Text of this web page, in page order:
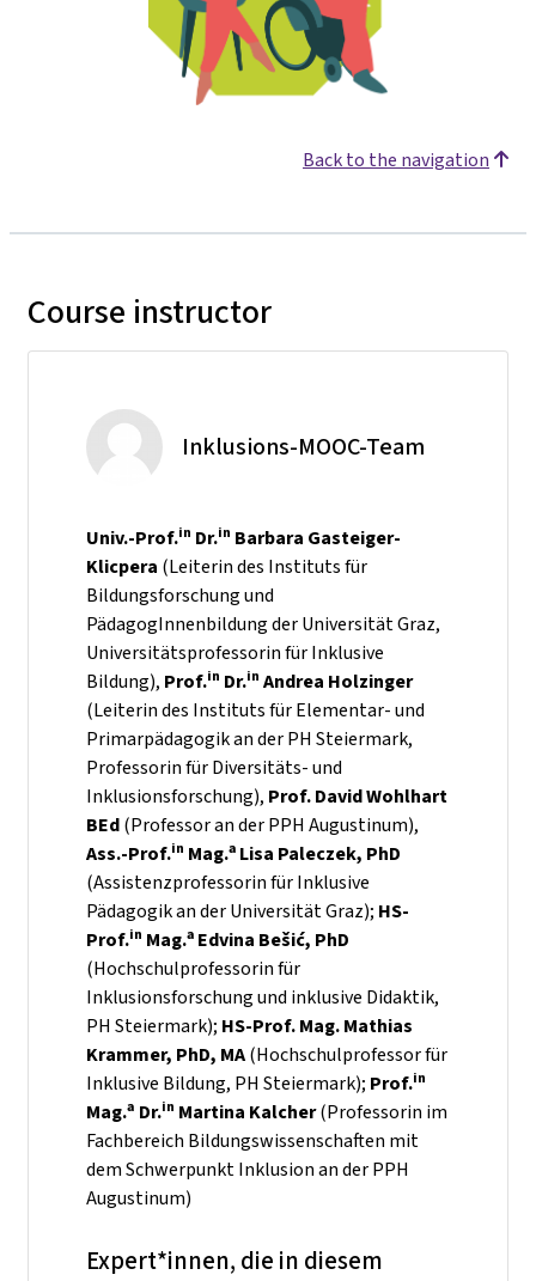
Back to the navigation
Course instructor
Inklusions-MOOC-Team
Univ.-Prof.in Dr.in Barbara Gasteiger-
Klicpera (Leiterin des Instituts für
Bildungsforschung und
PädagogInnenbildung der Universität Graz,
Universitätsprofessorin für Inklusive
Bildung), Prof.in Dr.in Andrea Holzinger
(Leiterin des Instituts für Elementar- und
Primarpädagogik an der PH Steiermark,
Professorin für Diversitäts- und
Inklusionsforschung), Prof. David Wohlhart
BEd(Professor an der PPH Augustinum),
Ass.-Prof.in Mag.a Lisa Paleczek, PhD
(Assistenzprofessorin für Inklusive
Pädagogik an der Universität Graz); HS-
Prof.in Mag.a Edvina Bešić, PhD
(Hochschulprofessorin für
Inklusionsforschung und inklusive Didaktik,
PH Steiermark); HS-Prof. Mag. Mathias
Krammer, PhD, MA(Hochschulprofessor für
Inklusive Bildung, PH Steiermark); Prof.in
Mag.a Dr.in Martina Kalcher(Professorin im
Fachbereich Bildungswissenschaften mit
dem Schwerpunkt Inklusion an der PPH
Augustinum)
Expert*innen, die in diesem